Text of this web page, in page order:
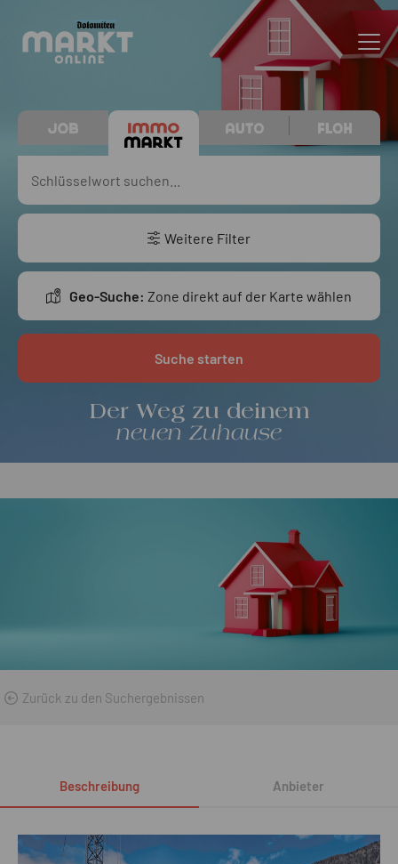
Der Weg zu deinem
neuen Zuhause
Weitere Filter
Geo-Suche: Zone direkt auf der Karte wählen
Suche starten
Zurück zu den Suchergebnissen
Beschreibung Anbieter